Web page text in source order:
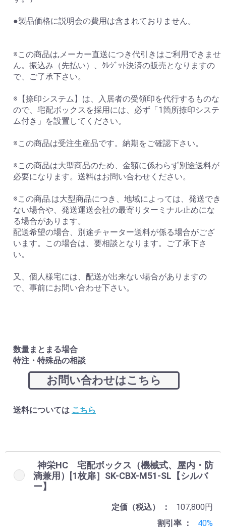
●製品価格に説明会の費用は含まれておりません。
※この商品は,メーカー直送につき代引きはご利用できませ
ん。振込み（先払い）、ｸﾚｼﾞｯﾄ決済の販売となりますの
で、ご了承下さい。
※【捺印システム】は、入居者の受領印を代行するものな
ので、宅配ボックスを採用には、必ず「1箇所捺印システ
ム付き」を設置してください。
※この商品は受注生産品です。納期をご確認下さい。
※この商品は大型商品のため、金額に係わらず別途送料が
必要になります。送料はお問い合わせください。
※この商品.は大型商品につき、地域によっては、発送でき
ない場合や、発送運送会社の最寄りターミナル止めにな
る場合があります。
配送希望の場合、別途チャーター送料が係る場合がござ
います。この場合は、要相談となります。ご了承下さ
い。
又、個人様宅には、配送が出来ない場合がありますの
で、事前にお問い合わせ下さい。
数量まとまる場合
特注・特殊品の相談
お問い合わせはこちら
送料については こちら
神栄HC 宅配ボックス（機械式、屋内・防
滴兼用）[1枚扉］SK-CBX-M51-SL【シルバ
ー】
定価（税込）
107,800円
割引率
40%